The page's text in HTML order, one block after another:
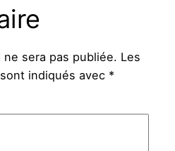
sera pas publiée. Les
indiqués avec *